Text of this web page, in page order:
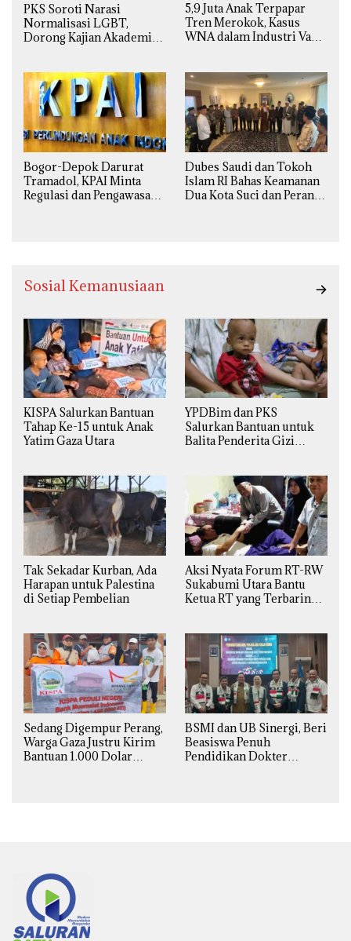
PKS Soroti Narasi
Normalisasi LGBT,
Dorong Kajian Akademik
Agama
5,9 Juta Anak Terpapar
Tren Merokok, Kasus
WNA dalam Industri Vape
Bogor-Depok Darurat
Tramadol, KPAI Minta
Regulasi dan Pengawasan
Dubes Saudi dan Tokoh
Islam RI Bahas Keamanan
Dua Kota Suci dan Peran
Sosial Kemanusiaan
KISPA Salurkan Bantuan
Tahap Ke-15 untuk Anak
Yatim Gaza Utara
YPDBim dan PKS
Salurkan Bantuan untuk
Balita Penderita Gizi
Tak Sekadar Kurban, Ada
Harapan untuk Palestina
di Setiap Pembelian
Aksi Nyata Forum RT-RW
Sukabumi Utara Bantu
Ketua RT yang Terbaring
Sedang Digempur Perang,
Warga Gaza Justru Kirim
Bantuan 1.000 Dolar
BSMI dan UB Sinergi, Beri
Beasiswa Penuh
Pendidikan Dokter